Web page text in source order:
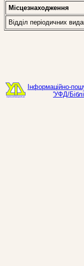
Місцезнаходження
Відділ періодичних
Інформаційно-
'УФД/